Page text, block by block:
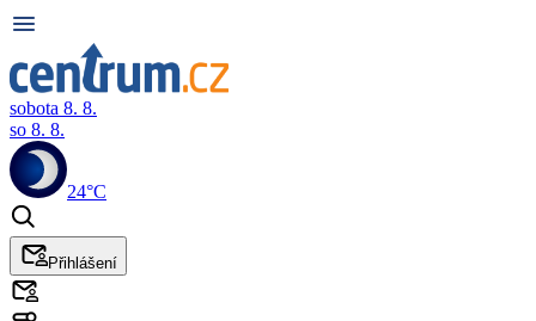
sobota 8. 8.
so 8. 8.
24°C
Přihlášení